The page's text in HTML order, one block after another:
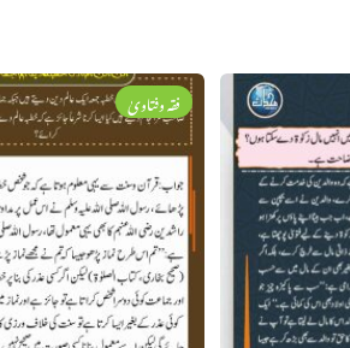
فقہ وفتاویٰ